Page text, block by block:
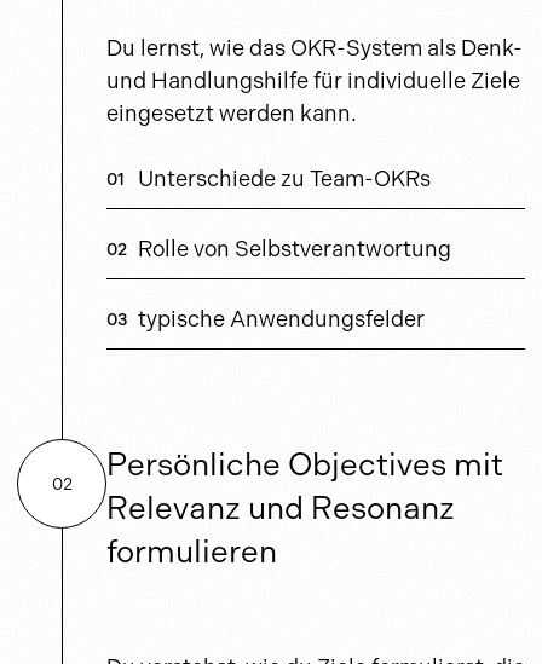
Du lernst, wie das OKR-System als Denk-
und Handlungshilfe für individuelle Ziele
eingesetzt werden kann.
Unterschiede zu Team-OKRs
Rolle von Selbstverantwortung
typische Anwendungsfelder
02
Persönliche Objectives mit
Relevanz und Resonanz
formulieren